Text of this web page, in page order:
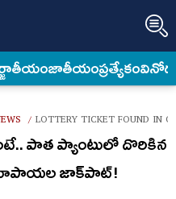
జాతీయంప్రత్యేకం
/ LOTTERY TICKET FOUND IN
పాత ప్యాంటులో దొరికిన
రూపాయల జాక్‌పాట్!